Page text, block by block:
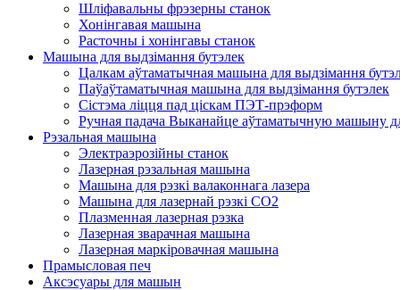
Шліфавальны фрэзерны станок
Хонінгавая машына
Расточны і хонінгавы станок
Машына для выдзімання бутэлек
Цалкам аўтаматычная машына для выдзімання
Паўаўтаматычная машына для выдзімання бутэлек
Сістэма ліцця пад ціскам ПЭТ-прэформ
Ручная падача Выканайце аўтаматычную машыну
Рэзальная машына
Электраэрозійны станок
Лазерная рэзальная машына
Машына для рэзкі валаконнага лазера
Машына для лазернай рэзкі CO2
Плазменная лазерная рэзка
Лазерная зварачная машына
Лазерная маркіровачная машына
Прамысловая печ
Аксэсуары для машын